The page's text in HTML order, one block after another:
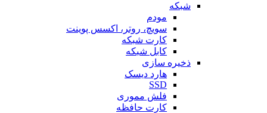
شبکه
مودم
سویچ، روتر، اکسس پوینت
کارت شبکه
کابل شبکه
ذخیره سازی
هارد دیسک
SSD
فلش مموری
کارت حافظه